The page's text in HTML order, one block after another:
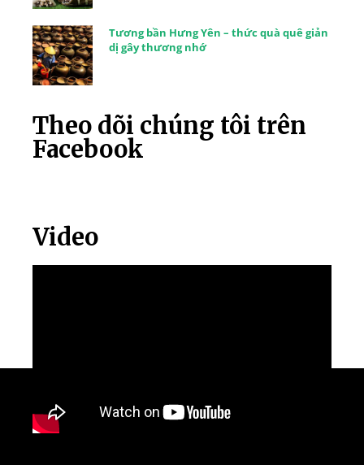
Tương bần Hưng Yên – thức quà quê giản
dị gây thương nhớ
Theo dõi chúng tôi trên
Facebook
Video